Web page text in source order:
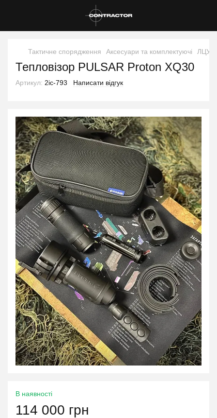
Тактичне спорядження Аксесуари та комплектуючі ЛЦУ
Тепловізор PULSAR Proton XQ30
Артикул: 2ic-793 Написати відгук
В наявності
114 000 грн